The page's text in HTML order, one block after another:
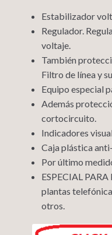
Estabilizador
Regulador.
voltaje.
También
Filtro de línea y
Equipo especial
Además
cortocircuito.
Indicadores
Caja plástica
Por último
ESPECIAL
plantas
otros.